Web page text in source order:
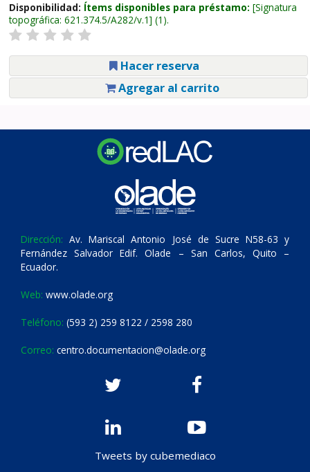
Disponibilidad: Ítems disponibles para préstamo: Signatura
topográfica: 621.374.5/A282/v.1 (1).
Hacer reserva
Agregar al carrito
Dirección: Av. Mariscal Antonio José de Sucre N58-63 y
Fernández Salvador Edif. Olade – San Carlos, Quito –
Ecuador.
Web: www.olade.org
Teléfono: (593 2) 259 8122 / 2598 280
Correo: centro.documentacion@olade.org
Tweets by cubemediaco